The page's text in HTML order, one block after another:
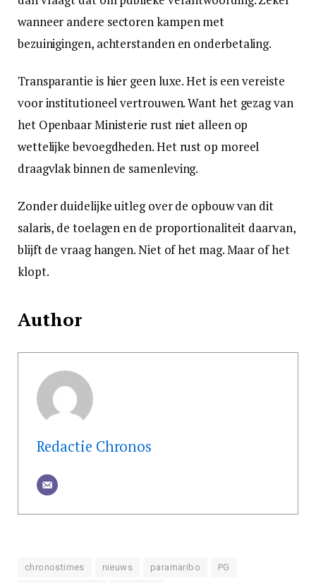
wanneer andere sectoren kampen met
bezuinigingen, achterstanden en onderbetaling.
Transparantie is hier geen luxe. Het is een vereiste
voor institutioneel vertrouwen. Want het gezag van
het Openbaar Ministerie rust niet alleen op
wettelijke bevoegdheden. Het rust op moreel
draagvlak binnen de samenleving.
Zonder duidelijke uitleg over de opbouw van dit
salaris, de toelagen en de proportionaliteit daarvan,
blijft de vraag hangen. Niet of het mag. Maar of het
klopt.
Author
Redactie Chronos
chronostimes nieuws paramaribo PG